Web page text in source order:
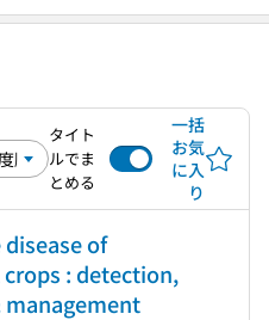
タイト
ルでま
とめる
一括
お気
に入
り
of
: detection,
management